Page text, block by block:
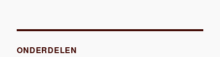
ONDERDELEN